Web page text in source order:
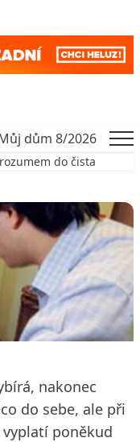
do čista
nakonec
do sebe, ale při
poněkud